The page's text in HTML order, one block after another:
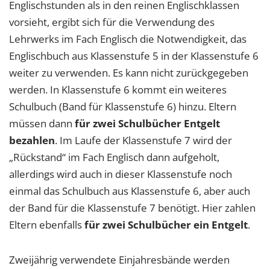
Englischstunden als in den reinen Englischklassen
vorsieht, ergibt sich für die Verwendung des
Lehrwerks im Fach Englisch die Notwendigkeit, das
Englischbuch aus Klassenstufe 5 in der Klassenstufe 6
weiter zu verwenden. Es kann nicht zurückgegeben
werden. In Klassenstufe 6 kommt ein weiteres
Schulbuch (Band für Klassenstufe 6) hinzu. Eltern
müssen dann für zwei Schulbücher Entgelt
bezahlen. Im Laufe der Klassenstufe 7 wird der
„Rückstand“ im Fach Englisch dann aufgeholt,
allerdings wird auch in dieser Klassenstufe noch
einmal das Schulbuch aus Klassenstufe 6, aber auch
der Band für die Klassenstufe 7 benötigt. Hier zahlen
Eltern ebenfallsfür zwei Schulbücher ein Entgelt.
Zweijährig verwendete Einjahresbände werden